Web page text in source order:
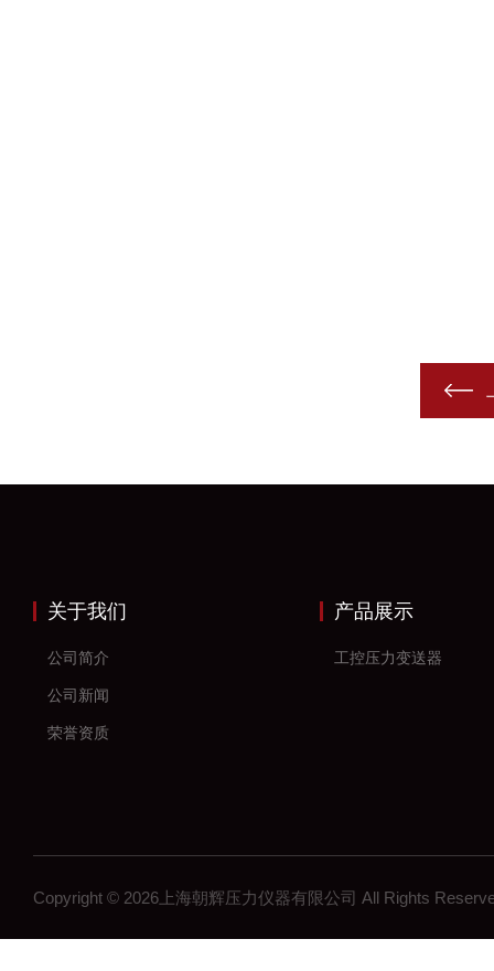
关于我们
公司简介
公司新闻
荣誉资质
产品展示
工控压力变送器
Copyright © 2026上海朝辉压力仪器有限公司 All Rights